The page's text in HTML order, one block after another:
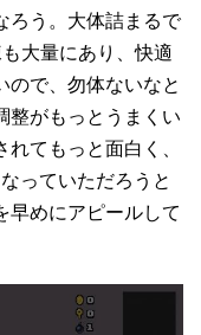
ろう。大体詰まるで
大量にあり、快適
ので、勿体ないなと
整がもっとうまくい
てもっと面白く、
っていただろうと
早めにアピールして